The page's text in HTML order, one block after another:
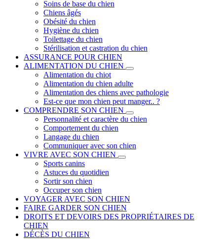
Soins de base du chien
Chiens âgés
Obésité du chien
Hygiène du chien
Toilettage du chien
Stérilisation et castration du chien
ASSURANCE POUR CHIEN
ALIMENTATION DU CHIEN
Alimentation du chiot
Alimentation du chien adulte
Alimentation des chiens avec pathologie
Est-ce que mon chien peut manger.. ?
COMPRENDRE SON CHIEN
Personnalité et caractère du chien
Comportement du chien
Langage du chien
Communiquer avec son chien
VIVRE AVEC SON CHIEN
Sports canins
Astuces du quotidien
Sortir son chien
Occuper son chien
VOYAGER AVEC SON CHIEN
FAIRE GARDER SON CHIEN
DROITS ET DEVOIRS DES PROPRIÉTAIRES DE
CHIEN
DÉCÈS DU CHIEN